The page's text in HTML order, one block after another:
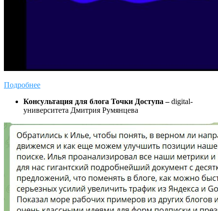
Подробнее
Консультация для блога Точки Доступа –digital-
университета Дмитрия Румянцева